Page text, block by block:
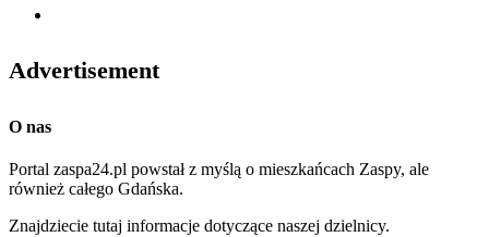
Advertisement
O nas
Portal zaspa24.pl powstał z myślą o mieszkańcach Zaspy, ale
również całego Gdańska.
Znajdziecie tutaj informacje dotyczące naszej dzielnicy.